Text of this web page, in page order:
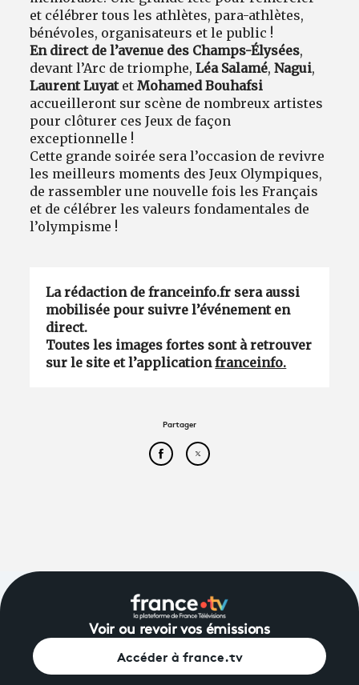
et célébrer tous les athlètes, para-athlètes,
bénévoles, organisateurs et le public !
En direct de l’avenue des Champs-Élysées,
devant l’Arc de triomphe,Léa Salamé,Nagui,
Laurent LuyatetMohamed Bouhafsi
accueilleront sur scène de nombreux artistes
pour clôturer ces Jeux de façon
exceptionnelle !
Cette grande soirée sera l’occasion de revivre
les meilleurs moments des Jeux Olympiques,
de rassembler une nouvelle fois les Français
et de célébrer les valeurs fondamentales de
l’olympisme !
La rédaction de franceinfo.fr sera aussi
mobilisée pour suivre l’événement en
direct.
Toutes les images fortes sont à retrouver
sur le site et l’applicationfranceinfo.
Partager
Partager cet article sur
Partager cet article sur
Voir ou revoir vos émissions
Accéder à france.tv